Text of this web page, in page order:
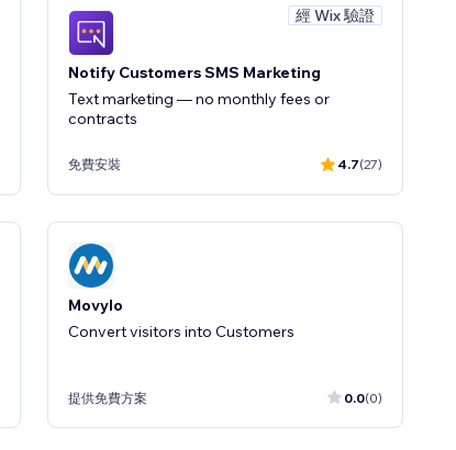
經 Wix 驗證
Notify Customers SMS Marketing
Text marketing — no monthly fees or
contracts
免費安裝 4.7(27)
Movylo
Convert visitors into Customers
提供免費方案 0.0(0)